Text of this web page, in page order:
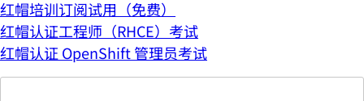
红帽培训订阅试用（免费）
红帽认证工程师（RHCE）考试
红帽认证 OpenShift 管理员考试